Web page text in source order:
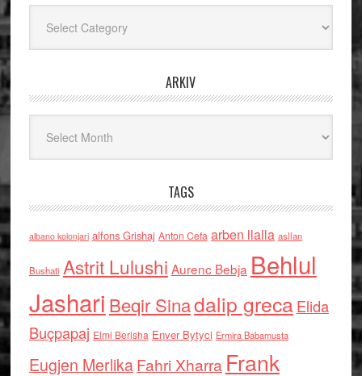
ARKIV
TAGS
albano kolonjari alfons Grishaj Anton Cefa arben llalla asllan
Bushati Astrit Lulushi Aurenc Bebja Behlul
Jashari Beqir Sinadalip grecaElida
Buçpapaj Elmi Berisha Enver Bytyci Ermira Babamusta
Eugjen MerlikaFahri Xharra Frank